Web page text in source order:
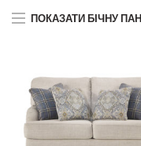
ПОКАЗАТИ БІЧНУ